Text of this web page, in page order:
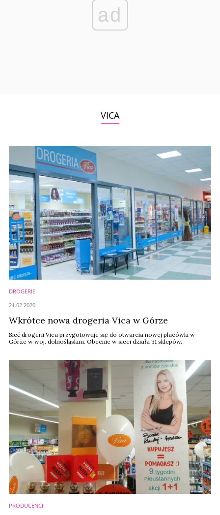
ad
VICA
DROGERIE
Wkrótce nowa drogeria Vica w Górze
Sieć drogerii Vica przygotowuje się do otwarcia nowej placówki w
Górze w woj. dolnośląskim. Obecnie w sieci działa 31 sklepów.
21.02.2020
PRODUCENCI